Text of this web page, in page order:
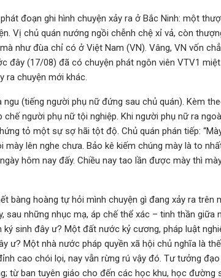
đoạn ghi hình chuyện xảy ra ở Bắc Ninh: một
Vị chủ quán nướng ngồi chễnh chệ xỉ vả, còn
như đùa chỉ có ở Việt Nam (VN). Vâng, VN vốn
đây (17/08) đã có chuyện phát ngôn viên VTV1
ra chuyện mới khác.
(tiếng người phụ nữ đứng sau chủ quán). Kèm
người phụ nữ tội nghiệp. Khi người phụ nữ ra
tỏ một sự sợ hãi tột độ. Chủ quán phán tiếp:
lên nghe chưa. Bảo kê kiếm chúng mày là to
hôm nay đấy. Chiều nay tao lần được mày thì
bàng hoàng tự hỏi mình chuyện gì đang xảy ra trên
những nhục mạ, áp chế thể xác – tinh thần giữa
sinh đây ư? Một đất nước kỷ cương, pháp luật
ư? Một nhà nước pháp quyền xã hội chủ nghĩa là
cao chói lọi, nay vẫn rừng rú vậy đó. Tư tưởng
từ ban tuyên giáo cho đến các học khu, học đường